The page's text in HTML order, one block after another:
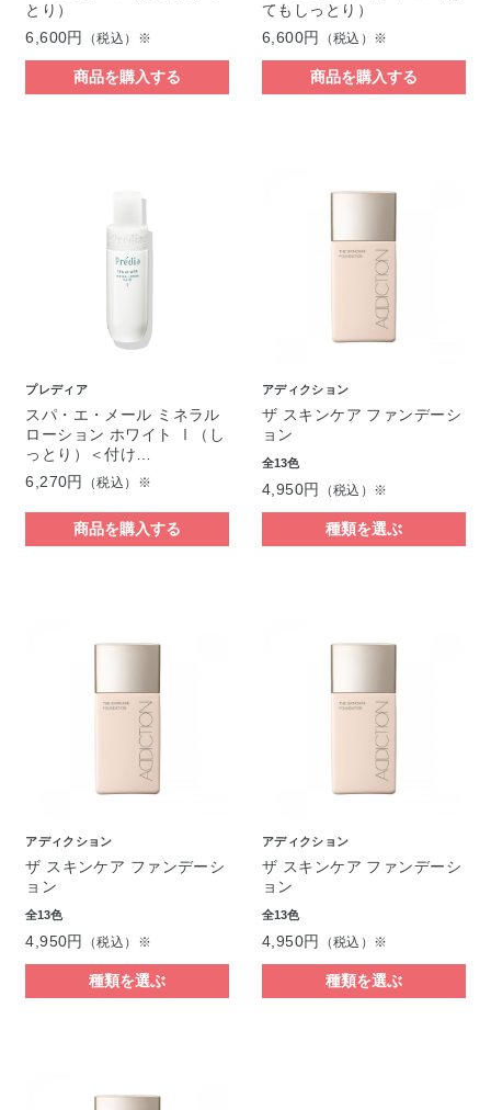
とり）
6,600円
（税込）※
商品を購入する
てもしっとり）
6,600円
（税込）※
商品を購入する
プレディア
スパ・エ・メール ミネラル
ローション ホワイト Ⅰ（し
っとり）＜付け…
6,270円
（税込）※
商品を購入する
アディクション
ザ スキンケア ファンデーシ
ョン
全13色
4,950円 （税込）※
種類を選ぶ
アディクション
ザ スキンケア ファンデーシ
ョン
全13色
4,950円 （税込）※
種類を選ぶ
アディクション
ザ スキンケア ファンデーシ
ョン
全13色
4,950円 （税込）※
種類を選ぶ